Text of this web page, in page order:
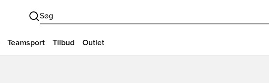
Søg
Teamsport Tilbud Outlet